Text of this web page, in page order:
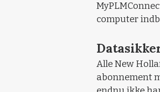
computer
Alle New
abonnement